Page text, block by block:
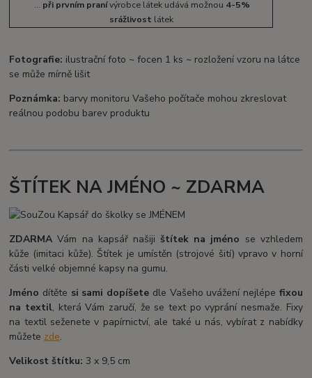
... při prvním pranívýrobce látek udává možnou 4-5%
srážlivost látek
Fotografie: ilustrační foto ~ focen 1 ks ~ rozložení vzoru na látce
se může mírně lišit
Poznámka: barvy monitoru Vašeho počítače mohou zkreslovat
reálnou podobu barev produktu
ŠTÍTEK NA JMÉNO ~ ZDARMA
ZDARMAVám na kapsář našiji štítek na jméno se vzhledem
kůže (imitaci kůže). Štítek je umístěn (strojové šití) vpravo v horní
části velké objemné kapsy na gumu.
Jméno dítěte si sami dopíšete dle Vašeho uvážení nejlépe fixou
na textil, která Vám zaručí, že se text po vyprání nesmaže. Fixy
na textil seženete v papírnictví, ale také u nás, vybírat z nabídky
můžete zde.
Velikost štítku:3 x 9,5 cm